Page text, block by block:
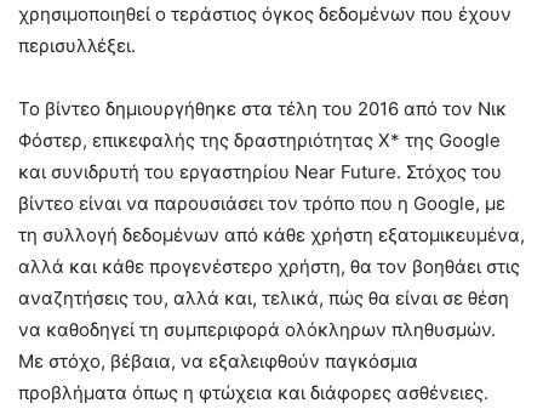
χρησιμοποιηθεί ο τεράστιος όγκος δεδομένων που έχουν
περισυλλέξει.
Το βίντεο δημιουργήθηκε στα τέλη του 2016 από τον Νικ
Φόστερ, επικεφαλής της δραστηριότητας X* της Google
και συνιδρυτή του εργαστηρίου Near Future. Στόχος του
βίντεο είναι να παρουσιάσει τον τρόπο που η Google, με
τη συλλογή δεδομένων από κάθε χρήστη εξατομικευμένα,
αλλά και κάθε προγενέστερο χρήστη, θα τον βοηθάει στις
αναζητήσεις του, αλλά και, τελικά, πώς θα είναι σε θέση
να καθοδηγεί τη συμπεριφορά ολόκληρων πληθυσμών.
Με στόχο, βέβαια, να εξαλειφθούν παγκόσμια
προβλήματα όπως η φτώχεια και διάφορες ασθένειες.